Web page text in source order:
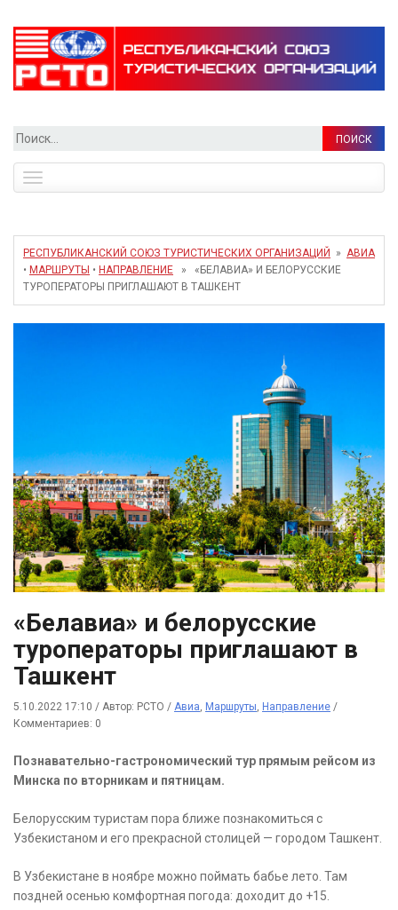
Найти:
navigation
РЕСПУБЛИКАНСКИЙ СОЮЗ ТУРИСТИЧЕСКИХ ОРГАНИЗАЦИЙ » АВИА
• МАРШРУТЫ • НАПРАВЛЕНИЕ » «БЕЛАВИА» И БЕЛОРУССКИЕ
ТУРОПЕРАТОРЫ ПРИГЛАШАЮТ В ТАШКЕНТ
«Белавиа» и белорусские
туроператоры приглашают в
Ташкент
5.10.2022 17:10 / Автор: РСТО / Авиа, Маршруты, Направление /
Комментариев: 0
Познавательно-гастрономический тур прямым рейсом из
Минска по вторникам и пятницам.
Белорусским туристам пора ближе познакомиться с
Узбекистаном и его прекрасной столицей — городом Ташкент.
В Узбекистане в ноябре можно поймать бабье лето. Там
поздней осенью комфортная погода: доходит до +15.